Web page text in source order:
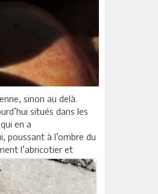
sinon au delà.
situés dans les
en a
poussant à l’ombre du
l’abricotier et